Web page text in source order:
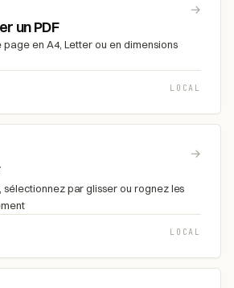
→
un PDF
en A4, Letter ou en dimensions
LOCAL
→
sélectionnez par glisser ou rognez les
LOCAL